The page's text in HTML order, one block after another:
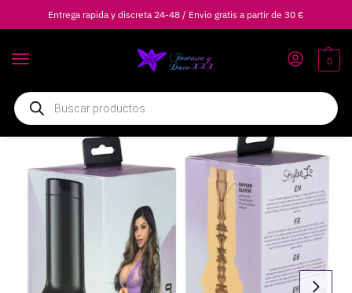
Entrega rapida y discreta 24-48 / Envio gratis a partir de 30 €
0
Inicio Masturbadores / Masturbadores Realistas